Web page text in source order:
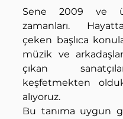
Sene 2009 ve
zamanları.
çeken başlıca
müzik ve
çıkan
keşfetmekten
alıyoruz.
Bu tanıma uygun